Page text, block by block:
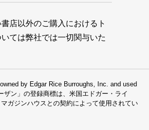
店以外のご購入におけるト
ては弊社では一切関与いた
by Edgar Rice Burroughs, Inc. and used
ン」の登録商標は、米国エドガー・ライ
ガジンハウスとの契約によって使用されてい